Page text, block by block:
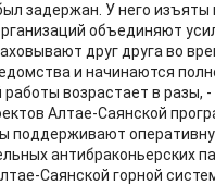
задержан. У него изъяты
объединяют
друг друга во
и начинаются
возрастает в разы, -
Алтае-Саянской
поддерживают
антибраконьерских
Саянской горной